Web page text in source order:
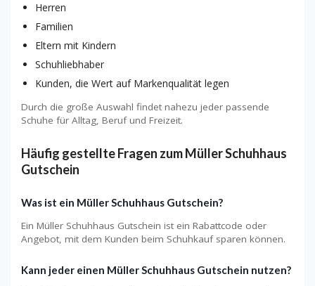
Herren
Familien
Eltern mit Kindern
Schuhliebhaber
Kunden, die Wert auf Markenqualität legen
Durch die große Auswahl findet nahezu jeder passende
Schuhe für Alltag, Beruf und Freizeit.
Häufig gestellte Fragen zum Müller Schuhhaus
Gutschein
Was ist ein Müller Schuhhaus Gutschein?
Ein Müller Schuhhaus Gutschein ist ein Rabattcode oder
Angebot, mit dem Kunden beim Schuhkauf sparen können.
Kann jeder einen Müller Schuhhaus Gutschein nutzen?